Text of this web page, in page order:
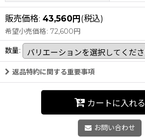
販売価格: 43,560円(税込)
希望小売価格: 72,600円
数量:
返品特約に関する重要事項
カートに入れる
お問い合わせ